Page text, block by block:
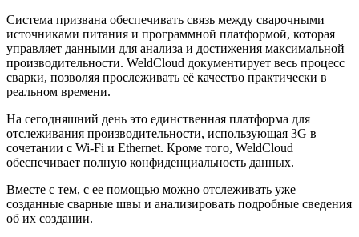
Система призвана обеспечивать связь между сварочными
источниками питания и программной платформой, которая
управляет данными для анализа и достижения максимальной
производительности. WeldCloud документирует весь процесс
сварки, позволяя прослеживать её качество практически в
реальном времени.
На сегодняшний день это единственная платформа для
отслеживания производительности, использующая 3G в
сочетании с Wi-Fi и Ethernet. Кроме того, WeldCloud
обеспечивает полную конфиденциальность данных.
Вместе с тем, с ее помощью можно отслеживать уже
созданные сварные швы и анализировать подробные сведения
об их создании.